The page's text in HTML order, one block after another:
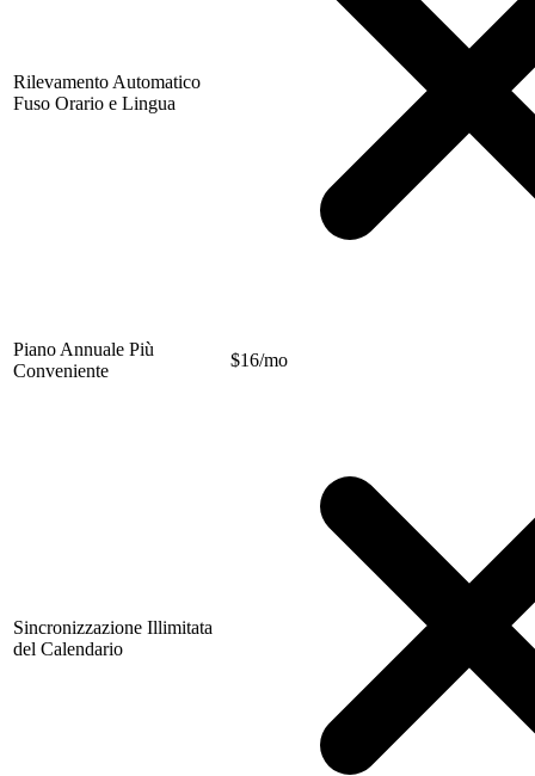
Rilevamento Automatico
Fuso Orario e Lingua
Piano Annuale Più
Conveniente
$16/mo
Sincronizzazione Illimitata
del Calendario